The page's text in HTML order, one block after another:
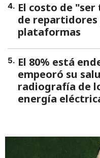
4. El costo de
de repartidores
plataformas
5. El 80% está
empeoró su
radiografía de
energía